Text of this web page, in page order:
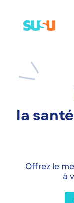
la
Offrez le
à